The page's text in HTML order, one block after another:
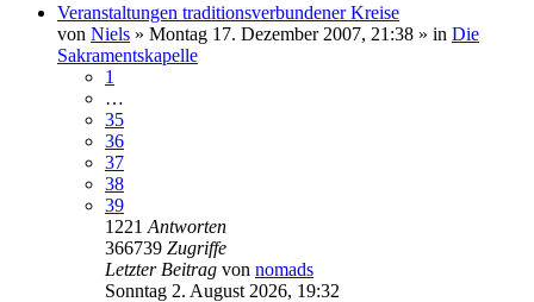
Veranstaltungen traditionsverbundener Kreise
von Niels » Montag 17. Dezember 2007, 21:38 » in Die
Sakramentskapelle
1
…
35
36
37
38
39
1221 Antworten
366739 Zugriffe
Letzter Beitrag von nomads
Sonntag 2. August 2026, 19:32